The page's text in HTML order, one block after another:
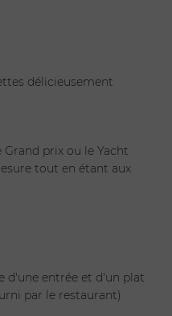
rend surtout pour sa
voyager directement en
Ossobuco & Risotto,
et raffinement à
jeune chef italien,
d'Italie.
délicieusement
prix ou le Yacht
tout en étant aux
d'une entrée et d'un plat
par le restaurant)